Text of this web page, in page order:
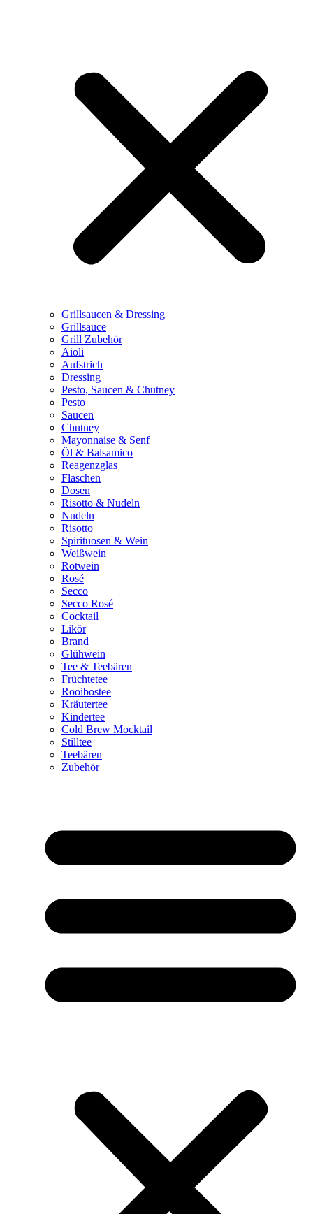
Grillsaucen & Dressing
Grillsauce
Grill Zubehör
Aioli
Aufstrich
Dressing
Pesto, Saucen & Chutney
Pesto
Saucen
Chutney
Mayonnaise & Senf
Öl & Balsamico
Reagenzglas
Flaschen
Dosen
Risotto & Nudeln
Nudeln
Risotto
Spirituosen & Wein
Weißwein
Rotwein
Rosé
Secco
Secco Rosé
Cocktail
Likör
Brand
Glühwein
Tee & Teebären
Früchtetee
Rooibostee
Kräutertee
Kindertee
Cold Brew Mocktail
Stilltee
Teebären
Zubehör